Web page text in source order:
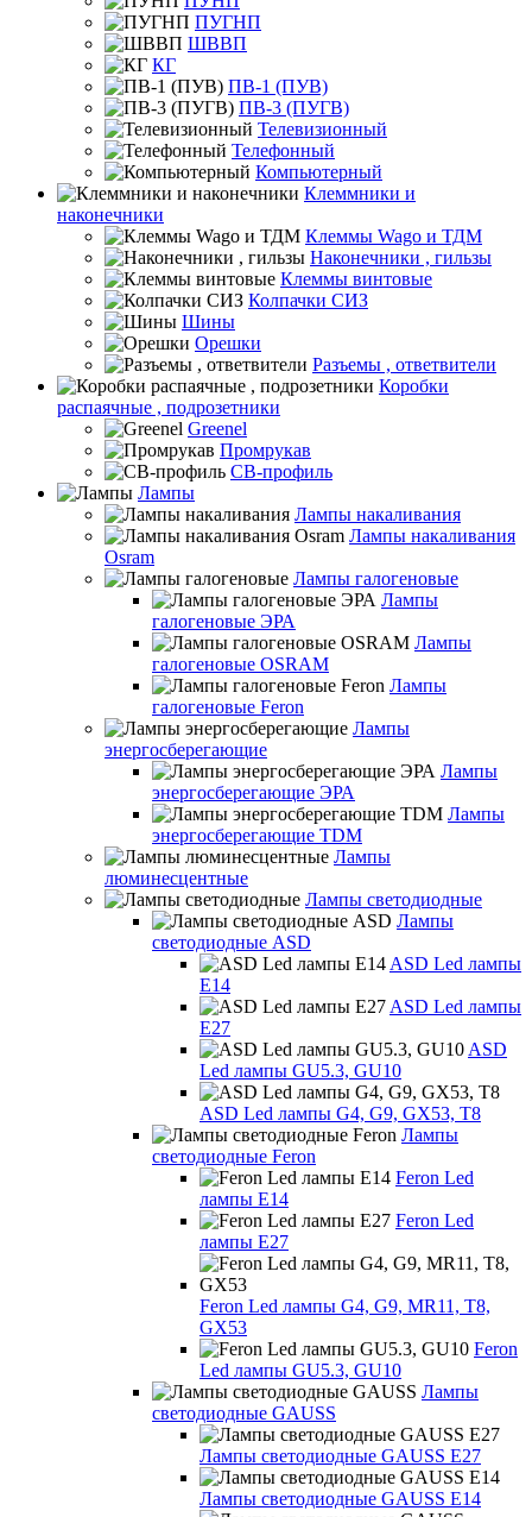
ПУГНП
ШВВП
КГ
ПВ-1 (ПУВ)
ПВ-3 (ПУГВ)
Телевизионный
Телефонный
Компьютерный
Клеммники и
наконечники
Клеммы Wago и ТДМ
Наконечники , гильзы
Клеммы винтовые
Колпачки СИЗ
Шины
Орешки
Разъемы , ответвители
Коробки
распаячные , подрозетники
Greenel
Промрукав
СВ-профиль
Лампы
Лампы накаливания
Лампы накаливания
Osram
Лампы галогеновые
Лампы
галогеновые ЭРА
Лампы
галогеновые OSRAM
Лампы
галогеновые Feron
Лампы
энергосберегающие
Лампы
энергосберегающие ЭРА
Лампы
энергосберегающие TDM
Лампы
люминесцентные
Лампы светодиодные
Лампы
светодиодные ASD
ASD Led лампы
E14
ASD Led лампы
E27
ASD
Led лампы GU5.3, GU10
ASD Led лампы G4, G9, GX53, T8
Лампы
светодиодные Feron
Feron Led
лампы E14
Feron Led
лампы E27
Feron Led лампы G4, G9, MR11, T8,
GX53
Feron
Led лампы GU5.3, GU10
Лампы
светодиодные GAUSS
Лампы светодиодные GAUSS E27
Лампы светодиодные GAUSS E14